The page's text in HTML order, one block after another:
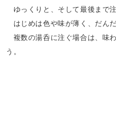
ゆっくりと、そして最後まで注
はじめは色や味が薄く、だん
複数の湯呑に注ぐ場合は、味
う。